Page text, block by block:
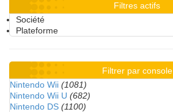
Filtres actifs
Société
Plateforme
Filtrer par console
Nintendo Wii (1081)
Nintendo Wii U (682)
Nintendo DS (1100)